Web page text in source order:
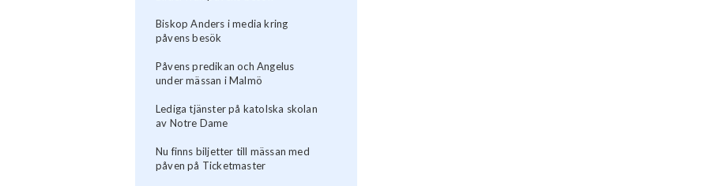
Biskop Anders i media kring
påvens besök
Påvens predikan och Angelus
under mässan i Malmö
Lediga tjänster på katolska skolan
av Notre Dame
Nu finns biljetter till mässan med
påven på Ticketmaster